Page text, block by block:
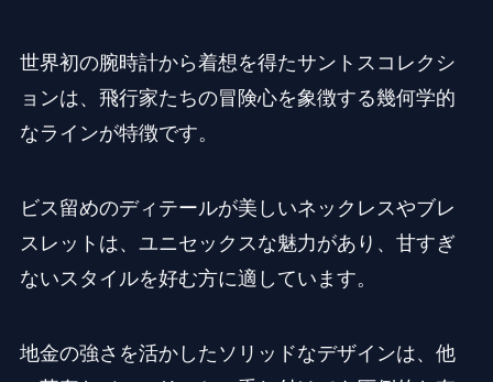
世界初の腕時計から着想を得たサントスコレクシ
ョンは、飛行家たちの冒険心を象徴する幾何学的
なラインが特徴です。
ビス留めのディテールが美しいネックレスやブレ
スレットは、ユニセックスな魅力があり、甘すぎ
ないスタイルを好む方に適しています。
地金の強さを活かしたソリッドなデザインは、他